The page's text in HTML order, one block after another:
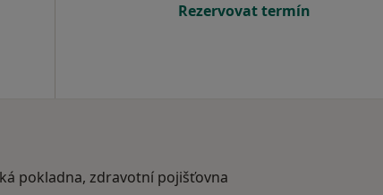
Rezervovat termín
pokladna, zdravotní pojišťovna